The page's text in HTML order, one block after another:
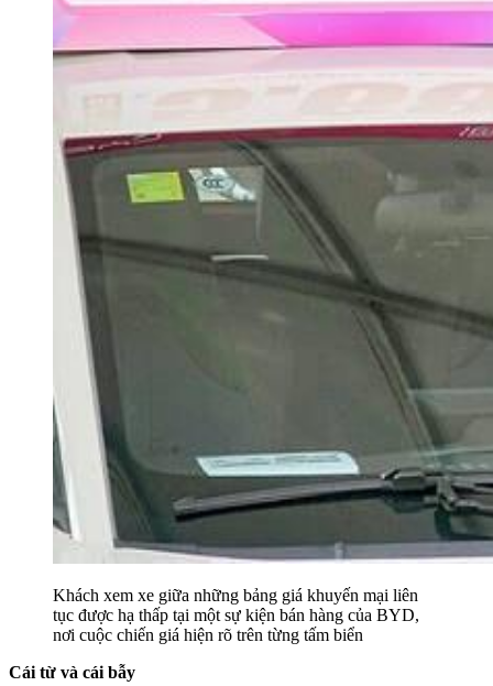
Khách xem xe giữa những bảng giá khuyến mại liên
tục được hạ thấp tại một sự kiện bán hàng của BYD,
nơi cuộc chiến giá hiện rõ trên từng tấm biển
Cái từ và cái bẫy